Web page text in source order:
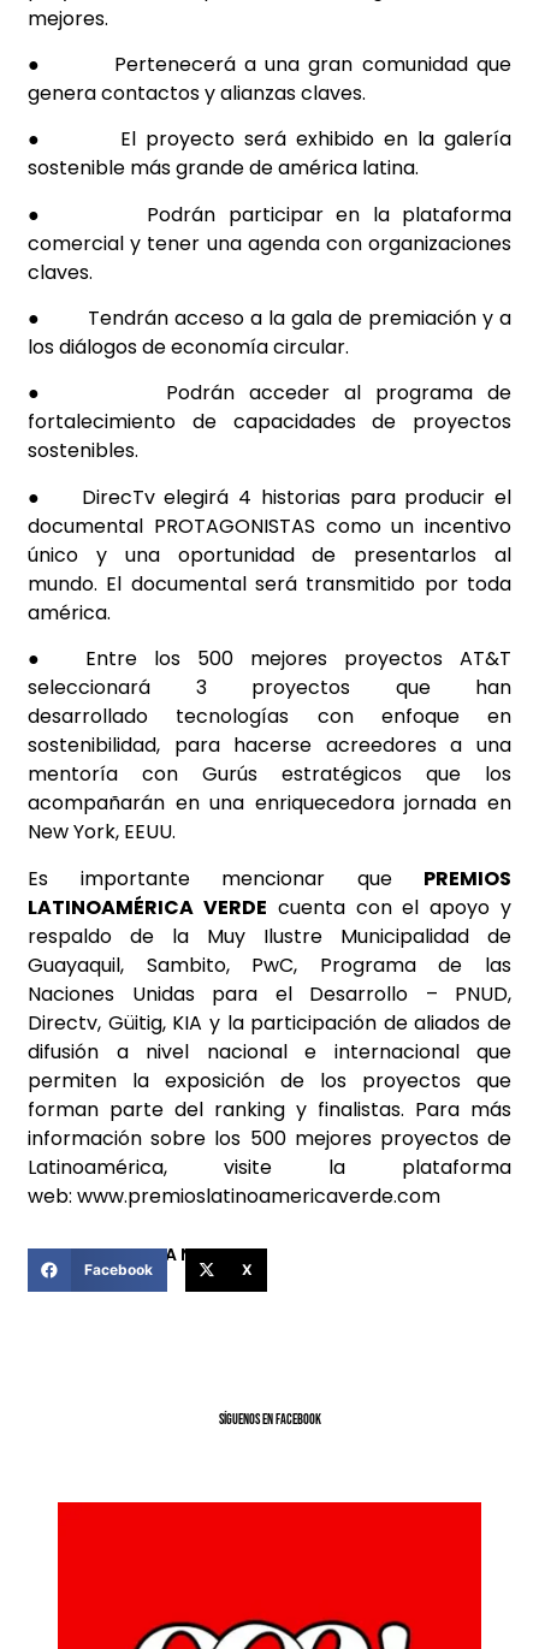
mejores.
● Pertenecerá a una gran comunidad que
genera contactos y alianzas claves.
● El proyecto será exhibido en la galería
sostenible más grande de américa latina.
● Podrán participar en la plataforma
comercial y tener una agenda con organizaciones
claves.
● Tendrán acceso a la gala de premiación y a
los diálogos de economía circular.
● Podrán acceder al programa de
fortalecimiento de capacidades de proyectos
sostenibles.
● DirecTvelegirá 4 historias para producir el
documental PROTAGONISTAS como un incentivo
único y una oportunidad de presentarlos al
mundo. El documental será transmitido por toda
américa.
● Entre los 500 mejores proyectos AT&T
seleccionará 3 proyectos que han
desarrollado tecnologías con enfoque en
sostenibilidad, para hacerse acreedores a una
mentoría con Gurús estratégicos que los
acompañarán en una enriquecedora jornada en
New York, EEUU.
Es importante mencionar que PREMIOS
LATINOAMÉRICA VERDE cuenta con el apoyo y
respaldo de la Muy Ilustre Municipalidad de
Guayaquil, Sambito, PwC, Programa de las
Naciones Unidas para el Desarrollo – PNUD,
Directv, Güitig, KIA y la participación de aliados de
difusión a nivel nacional e internacional que
permiten la exposición de los proyectos que
forman parte del ranking y finalistas. Para más
información sobre los 500 mejores proyectos de
Latinoamérica, visite la plataforma
web: www.premioslatinoamericaverde.com
COMPARTIR ESTA NOTICIA
Facebook X
SíGUENOS EN FACEBOOK